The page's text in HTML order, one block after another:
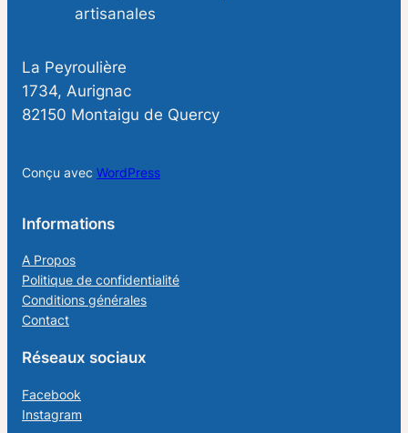
artisanales
La Peyroulière
1734, Aurignac
82150 Montaigu de Quercy
Conçu avec WordPress
Informations
A Propos
Politique de confidentialité
Conditions générales
Contact
Réseaux sociaux
Facebook
Instagram